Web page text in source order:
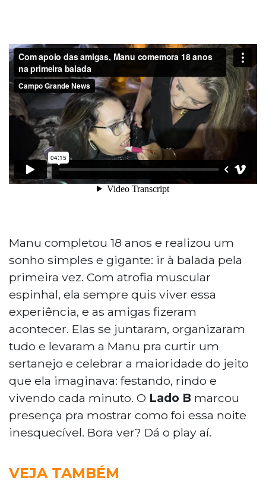
Manu completou 18 anos e realizou um
sonho simples e gigante: ir à balada pela
primeira vez. Com atrofia muscular
espinhal, ela sempre quis viver essa
experiência, e as amigas fizeram
acontecer. Elas se juntaram, organizaram
tudo e levaram a Manu pra curtir um
sertanejo e celebrar a maioridade do jeito
que ela imaginava: festando, rindo e
vivendo cada minuto. O Lado B marcou
presença pra mostrar como foi essa noite
inesquecível. Bora ver? Dá o play aí.
VEJA TAMBÉM